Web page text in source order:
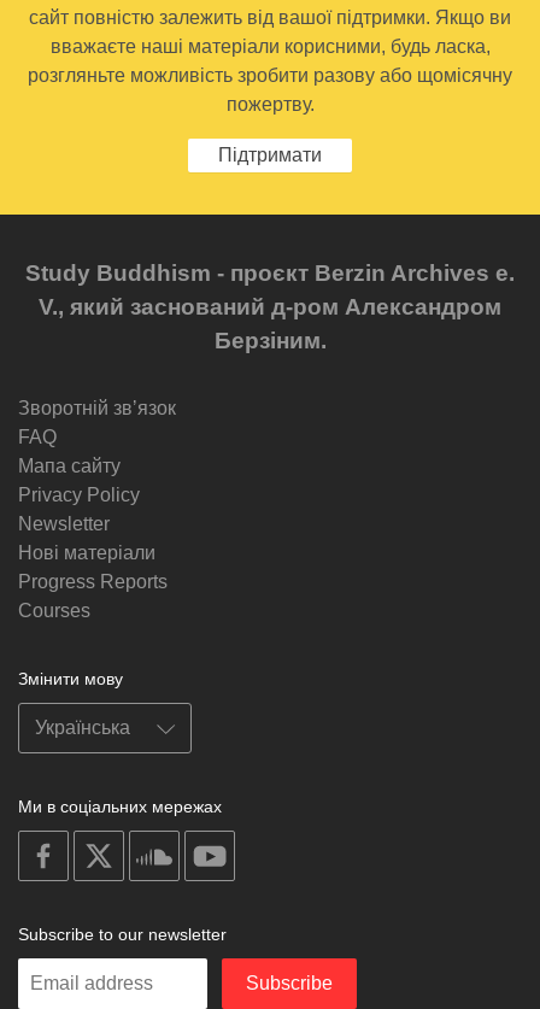
сайт повністю залежить від вашої підтримки. Якщо ви
вважаєте наші матеріали корисними, будь ласка,
розгляньте можливість зробити разову або щомісячну
пожертву.
Підтримати
Study Buddhism - проєкт Berzin Archives e.
V., який заснований д-ром Александром
Берзіним.
Зворотній звʼязок
FAQ
Мапа сайту
Privacy Policy
Newsletter
Нові матеріали
Progress Reports
Courses
Змінити мову
Ми в соціальних мережах
on
facebook
soundcloud
Subscribe to our newsletter
Enter
Subscribe